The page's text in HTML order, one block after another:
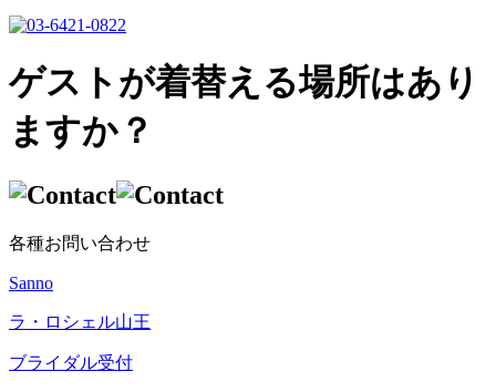
ゲストが着替える場所はあり
ますか？
各種お問い合わせ
Sanno
ラ・ロシェル山王
ブライダル受付